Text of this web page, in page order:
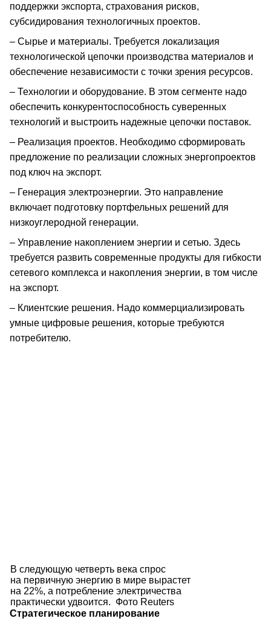
поддержки экспорта, страхования рисков,
субсидирования технологичных проектов.
– Сырье и материалы. Требуется локализация
технологической цепочки производства материалов и
обеспечение независимости с точки зрения ресурсов.
– Технологии и оборудование. В этом сегменте надо
обеспечить конкурентоспособность суверенных
технологий и выстроить надежные цепочки поставок.
– Реализация проектов. Необходимо сформировать
предложение по реализации сложных энергопроектов
под ключ на экспорт.
– Генерация электроэнергии. Это направление
включает подготовку портфельных решений для
низкоуглеродной генерации.
– Управление накоплением энергии и сетью. Здесь
требуется развить современные продукты для гибкости
сетевого комплекса и накопления энергии, в том числе
на экспорт.
– Клиентские решения. Надо коммерциализировать
умные цифровые решения, которые требуются
потребителю.
В следующую четверть века спрос
на первичную энергию в мире вырастет
на 22%, а потребление электричества
практически удвоится. Фото Reuters
Стратегическое планирование